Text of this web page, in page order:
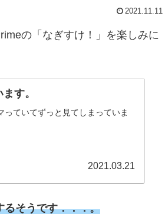
2021.11.11
の「なぎすけ！」を楽しみに
す。
ていてずっと見てしまっていま
2021.03.21
るそうです．．．。